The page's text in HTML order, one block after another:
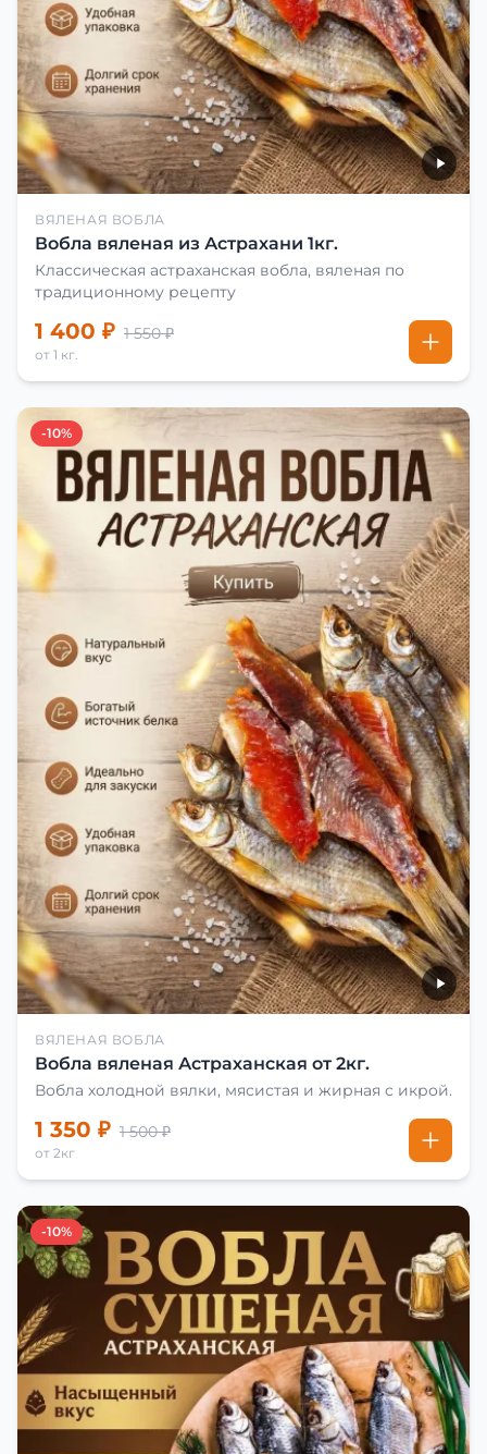
ВЯЛЕНАЯ ВОБЛА
Вобла вяленая из Астрахани 1кг.
Классическая астраханская вобла, вяленая по
традиционному рецепту
1 400 ₽ 1 550 ₽
от 1 кг.
-10%
ВЯЛЕНАЯ ВОБЛА
Вобла вяленая Астраханская от 2кг.
Вобла холодной вялки, мясистая и жирная с икрой.
1 350 ₽ 1 500 ₽
от 2кг
-10%